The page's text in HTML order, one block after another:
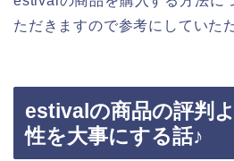
ただきますので参考にしていた
estivalの商品の評判
性を大事にする話♪